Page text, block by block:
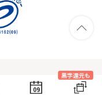
09
黒字還元も